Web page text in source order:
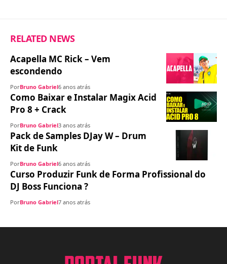
RELATED NEWS
Acapella MC Rick – Vem
escondendo
PorBruno Gabriel6 anos atrás
Como Baixar e Instalar Magix Acid
Pro 8 + Crack
PorBruno Gabriel3 anos atrás
Pack de Samples DJay W – Drum
Kit de Funk
PorBruno Gabriel6 anos atrás
Curso Produzir Funk de Forma Profissional do
DJ Boss Funciona ?
PorBruno Gabriel7 anos atrás